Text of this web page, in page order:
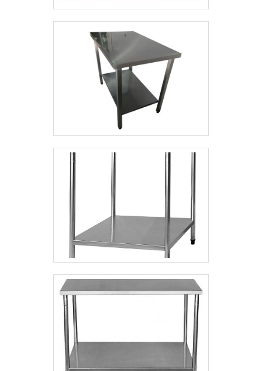
dúvidas e melhor atender.GARANTIA E
GMT Inox existem as melhores condições
para quem deseja achar o que precisa para
criação e venda de peças em inox. Sempre
de olho no mercado, traz novidades em
itens como prateleiras e estação
multifuncional com ótima qualidade e
proteção.Para tal sucesso, a empresa
em equipamentos inovadores. A GMT Inox é
uma empresa que tem despontado no
segmento por toda seriedade e qualidade, o
que comprova sua essência de trazer o
melhor aos clientes no mercado..